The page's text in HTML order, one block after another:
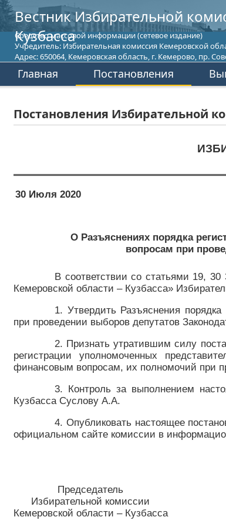
Вестник Избирательной
Кузбасса
Средство массовой информации (сетевое издание)
Учредитель: Избирательная комиссия Кемеровской
Адрес: 650064, Кемеровская область, г. Кемерово, пр.
Главная Постановления
Постановления Избирательной
30 Июля 2020
О Разъяснениях порядка
вопросам при
В соответствии со статьями 19,
Кемеровской области – Кузбасса»
1. Утвердить Разъяснения
при проведении выборов депутатов
2. Признать утратившим силу
регистрации уполномоченных
финансовым вопросам, их полномочий при
3. Контроль за выполнением
Кузбасса Суслову А.А.
4. Опубликовать настоящее
официальном сайте комиссии в
Председатель
Избирательной комиссии
Кемеровской области –